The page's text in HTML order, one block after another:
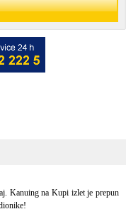
Kanuing na Kupi izlet je prepun